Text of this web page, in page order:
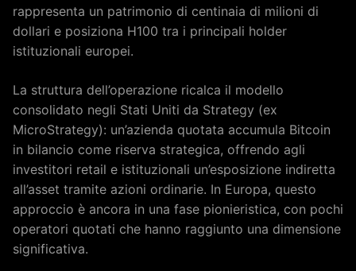
rappresenta un patrimonio di centinaia di milioni di
dollari e posiziona H100 tra i principali holder
istituzionali europei.
La struttura dell’operazione ricalca il modello
consolidato negli Stati Uniti da Strategy (ex
MicroStrategy): un’azienda quotata accumula Bitcoin
in bilancio come riserva strategica, offrendo agli
investitori retail e istituzionali un’esposizione indiretta
all’asset tramite azioni ordinarie. In Europa, questo
approccio è ancora in una fase pionieristica, con pochi
operatori quotati che hanno raggiunto una dimensione
significativa.